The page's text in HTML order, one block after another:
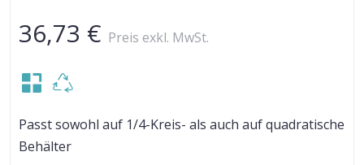
36,73 € Preis exkl. MwSt.
Passt sowohl auf 1/4-Kreis- als auch auf quadratische
Behälter